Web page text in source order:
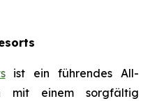
ist ein führendes All-
mit einem sorgfältig